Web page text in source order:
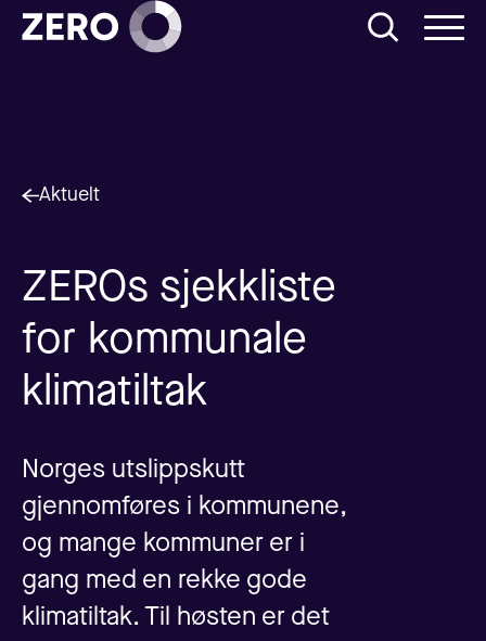
Aktuelt
ZEROs sjekkliste
for kommunale
klimatiltak
Norges utslippskutt
gjennomføres i kommunene,
og mange kommuner er i
gang med en rekke gode
klimatiltak. Til høsten er det